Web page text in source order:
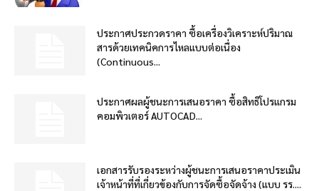
ประกาศประกวดราคา ซื้อเครื่องวิเคราะห์ปริมาณ
สารด้วยเทคนิคการไหลแบบต่อเนื่อง
(Continuous...
ประกาศผลผู้ชนะการเสนอราคา ซื้อสิทธิโปรแกรม
คอมพิวเตอร์ AUTOCAD...
เอกสารรับรองระหว่างผู้ชนะการเสนอราคาประเมิน
เจ้าหน้าที่ที่เกี่ยวข้องกับการจัดซื้อจัดจ้าง (แบบ รร....